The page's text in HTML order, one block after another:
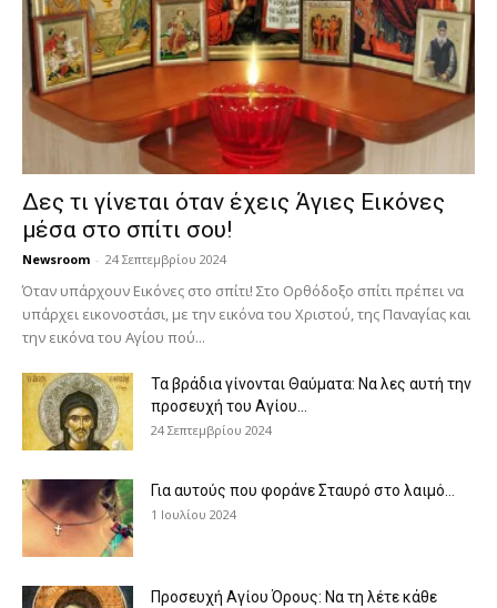
Δες τι γίνεται όταν έχεις Άγιες Εικόνες
μέσα στο σπίτι σου!
Newsroom - 24 Σεπτεμβρίου 2024
Όταν υπάρχουν Εικόνες στο σπίτι! Στο Ορθόδοξο σπίτι πρέπει να
υπάρχει εικονοστάσι, με την εικόνα του Χριστού, της Παν­αγίας και
την εικόνα του Αγίου πού...
Τα βράδια γίνονται Θαύματα: Να λες αυτή την
προσευχή του Αγίου...
24 Σεπτεμβρίου 2024
Για αυτούς που φοράνε Σταυρό στο λαιμό…
1 Ιουλίου 2024
Προσευχή Αγίου Όρους: Να τη λέτε κάθε